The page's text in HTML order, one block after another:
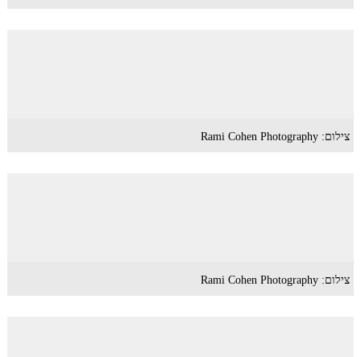
צילום: Rami Cohen Photography
צילום: Rami Cohen Photography